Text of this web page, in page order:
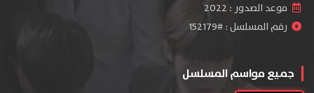
موعد الصدور : 2022
رقم المسلسل : #152179
جميع مواسم المسلسل